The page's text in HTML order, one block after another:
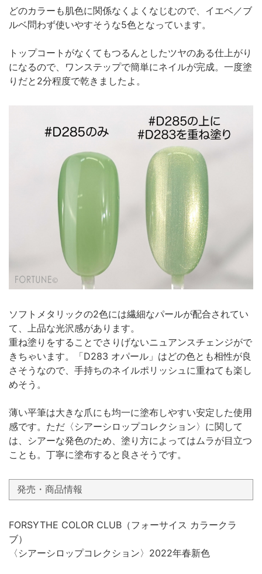
どのカラーも肌色に関係なくよくなじむので、イエベ／ブ
ルベ問わず使いやすそうな5色となっています。
トップコートがなくてもつるんとしたツヤのある仕上がり
になるので、ワンステップで簡単にネイルが完成。一度塗
りだと2分程度で乾きましたよ。
ソフトメタリックの2色には繊細なパールが配合されてい
て、上品な光沢感があります。
重ね塗りをすることでさりげないニュアンスチェンジがで
きちゃいます。「D283 オパール」はどの色とも相性が良
さそうなので、手持ちのネイルポリッシュに重ねても楽し
めそう。
薄い平筆は大きな爪にも均一に塗布しやすい安定した使用
感です。ただ〈シアーシロップコレクション〉に関して
は、シアーな発色のため、塗り方によってはムラが目立つ
ことも。丁寧に塗布すると良さそうです。
発売・商品情報
FORSYTHE COLOR CLUB（フォーサイス カラークラ
ブ）
〈シアーシロップコレクション〉2022年春新色